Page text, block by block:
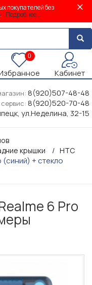
покупателей без
Подробнее...
0
Кабинет
8(920)507-48-48
сервис: 8(920)520-70-48
ул.Неделина, 32-15
крышки HTC
+ стекло
6 Pro